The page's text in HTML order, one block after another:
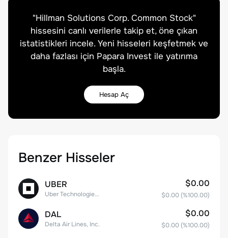
"Hillman Solutions Corp. Common Stock"
hissesini canlı verilerle takip et, öne çıkan
istatistikleri incele. Yeni hisseleri keşfetmek ve
daha fazlası için Papara Invest ile yatırıma
başla.
Hesap Aç
Benzer Hisseler
UBER
Uber Technologies, Inc.
$0.00
$0.00 (%100.00)
DAL
Delta Air Lines, Inc.
$0.00
$0.00 (%100.00)